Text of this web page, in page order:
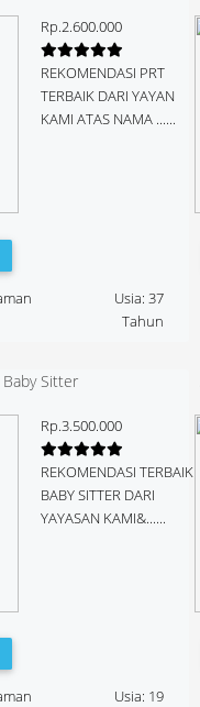
Rp.2.600.000
REKOMENDASI PRT
TERBAIK DARI YAYAN
KAMI ATAS NAMA ......
Usia: 37
Tahun
Baby Sitter
Rp.3.500.000
REKOMENDASI TERBAIK
BABY SITTER DARI
YAYASAN KAMI&......
Usia: 19